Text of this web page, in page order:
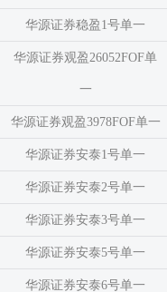
华源证券稳盈1号单一
华源证券观盈26052FOF单
一
华源证券观盈3978FOF单一
华源证券安泰1号单一
华源证券安泰2号单一
华源证券安泰3号单一
华源证券安泰5号单一
华源证券安泰6号单一